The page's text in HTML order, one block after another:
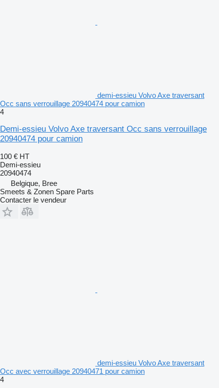
demi-essieu Volvo Axe traversant
Occ sans verrouillage 20940474 pour camion
4
Demi-essieu Volvo Axe traversant Occ sans verrouillage
20940474 pour camion
100 € HT
Demi-essieu
20940474
Belgique, Bree
Smeets & Zonen Spare Parts
Contacter le vendeur
demi-essieu Volvo Axe traversant
Occ avec verrouillage 20940471 pour camion
4